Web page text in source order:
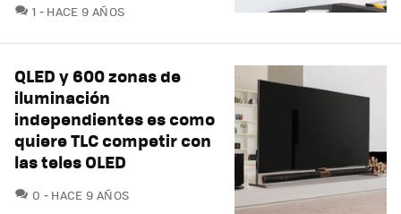
1 COMENTARIOS
HACE 9 AÑOS
QLED y 600 zonas de
iluminación
independientes es como
quiere TLC competir con
las teles OLED
0 COMENTARIOS
HACE 9 AÑOS